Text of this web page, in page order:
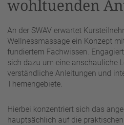
wohltuenden
An der SWAV erwartet
Wellnessmassage ein Konzept
fundiertem Fachwissen.
sich dazu um eine anschauliche
verständliche Anleitungen und
Themengebiete.
Hierbei konzentriert sich das
hauptsächlich auf die